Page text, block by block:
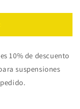
10% de descuento
suspensiones